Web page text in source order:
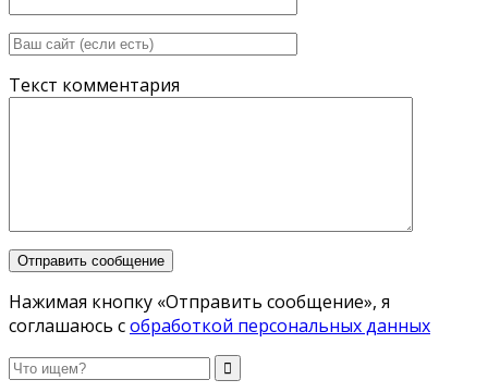
Текст комментария
Нажимая кнопку «Отправить сообщение», я
соглашаюсь собработкой персональных данных